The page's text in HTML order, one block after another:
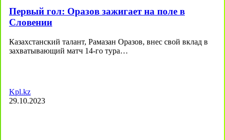
Первый гол: Оразов зажигает на поле в
Словении
Казахстанский талант, Рамазан Оразов, внес свой вклад в
захватывающий матч 14-го тура…
Kpl.kz
29.10.2023